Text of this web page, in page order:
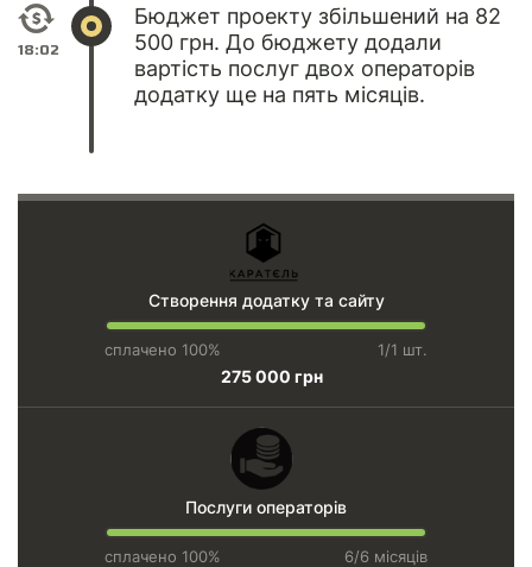
18:02
Бюджет проекту збільшений на 82
500 грн. До бюджету додали
вартість послуг двох операторів
додатку ще на пять місяців.
Створення додатку та сайту
сплачено 100% 1/1 шт.
275 000 грн
Послуги операторів
сплачено 100% 6/6 місяців